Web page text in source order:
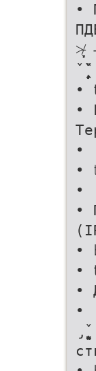
•
•
•
•
•
•
•
•
̡̨̨̖̣̖̯̬̯̬̦̭̪̬̯̱̌